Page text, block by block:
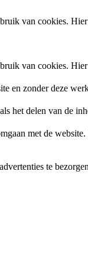
van cookies.
van cookies.
en zonder deze
het delen van de
met de
te